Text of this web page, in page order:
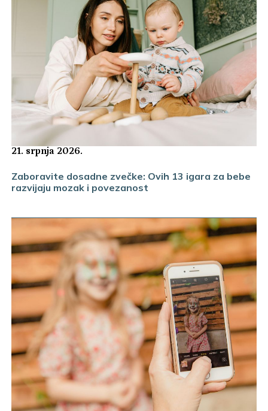
21. srpnja 2026.
Zaboravite dosadne zvečke: Ovih 13 igara za bebe
razvijaju mozak i povezanost